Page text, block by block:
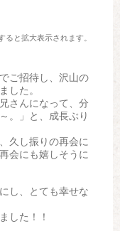
と拡大表示されます。
ご招待し、沢山の
した。
さんになって、分
。」と、成長ぶり
久し振りの再会に
会にも嬉しそうに
し、とても幸せな
した！！